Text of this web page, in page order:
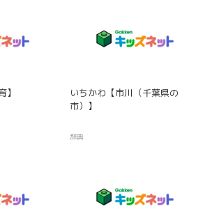
】
いちかわ【市川（千葉県の
市）】
辞典